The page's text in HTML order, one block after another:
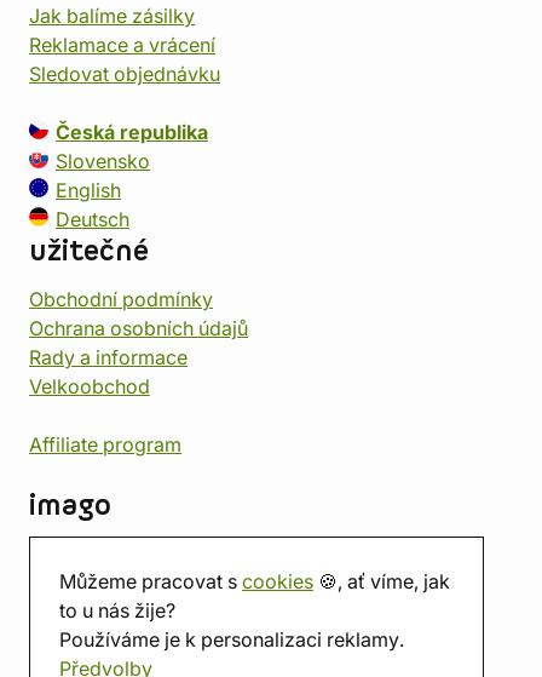
Můžeme pracovat s cookies 🍪, ať víme, jak
to u nás žije?
Používáme je k personalizaci reklamy.
Předvolby
Jak balíme zásilky
Reklamace a vrácení
Sledovat objednávku
Česká republika
Slovensko
English
Deutsch
užitečné
Obchodní podmínky
Ochrana osobních údajů
Rady a informace
Velkoobchod
Affiliate program
imago
Prodejna
Herna
O nás
Hodnocení obchodu